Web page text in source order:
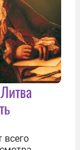
всего